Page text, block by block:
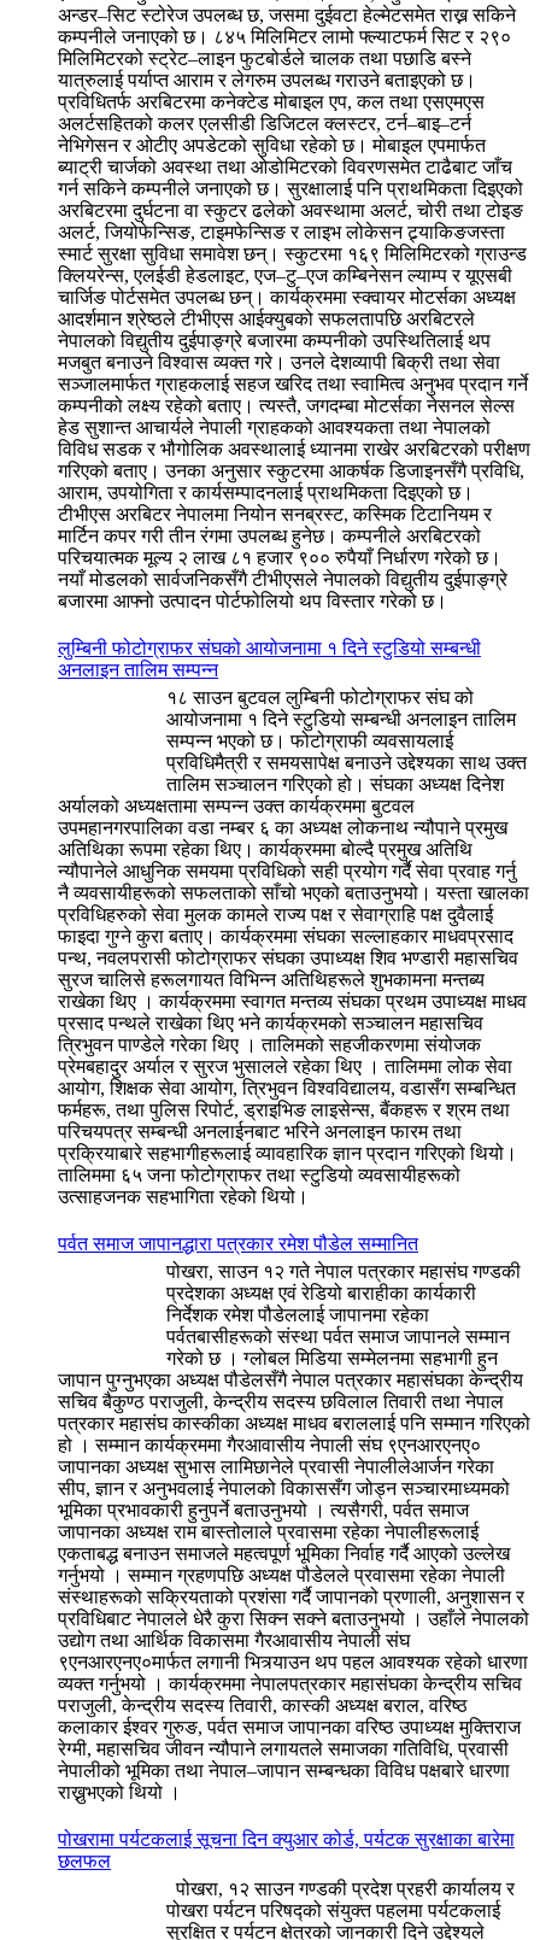
अन्डर–सिट स्टोरेज उपलब्ध छ, जसमा दुईवटा हेल्मेटसमेत राख्न सकिने
कम्पनीले जनाएको छ। ८४५ मिलिमिटर लामो फ्ल्याटफर्म सिट र २९०
मिलिमिटरको स्ट्रेट–लाइन फुटबोर्डले चालक तथा पछाडि बस्ने
यात्रुलाई पर्याप्त आराम र लेगरुम उपलब्ध गराउने बताइएको छ।
प्रविधितर्फ अरबिटरमा कनेक्टेड मोबाइल एप, कल तथा एसएमएस
अलर्टसहितको कलर एलसीडी डिजिटल क्लस्टर, टर्न–बाइ–टर्न
नेभिगेसन र ओटीए अपडेटको सुविधा रहेको छ। मोबाइल एपमार्फत
ब्याट्री चार्जको अवस्था तथा ओडोमिटरको विवरणसमेत टाढैबाट जाँच
गर्न सकिने कम्पनीले जनाएको छ। सुरक्षालाई पनि प्राथमिकता दिइएको
अरबिटरमा दुर्घटना वा स्कुटर ढलेको अवस्थामा अलर्ट, चोरी तथा टोइङ
अलर्ट, जियोफेन्सिङ, टाइमफेन्सिङ र लाइभ लोकेसन ट्र्याकिङजस्ता
स्मार्ट सुरक्षा सुविधा समावेश छन्। स्कुटरमा १६९ मिलिमिटरको ग्राउन्ड
क्लियरेन्स, एलईडी हेडलाइट, एज–टु–एज कम्बिनेसन ल्याम्प र यूएसबी
चार्जिङ पोर्टसमेत उपलब्ध छन्। कार्यक्रममा स्क्वायर मोटर्सका अध्यक्ष
आदर्शमान श्रेष्ठले टीभीएस आईक्युबको सफलतापछि अरबिटरले
नेपालको विद्युतीय दुईपाङ्ग्रे बजारमा कम्पनीको उपस्थितिलाई थप
मजबुत बनाउने विश्वास व्यक्त गरे। उनले देशव्यापी बिक्री तथा सेवा
सञ्जालमार्फत ग्राहकलाई सहज खरिद तथा स्वामित्व अनुभव प्रदान गर्ने
कम्पनीको लक्ष्य रहेको बताए। त्यस्तै, जगदम्बा मोटर्सका नेसनल सेल्स
हेड सुशान्त आचार्यले नेपाली ग्राहकको आवश्यकता तथा नेपालको
विविध सडक र भौगोलिक अवस्थालाई ध्यानमा राखेर अरबिटरको परीक्षण
गरिएको बताए। उनका अनुसार स्कुटरमा आकर्षक डिजाइनसँगै प्रविधि,
आराम, उपयोगिता र कार्यसम्पादनलाई प्राथमिकता दिइएको छ।
टीभीएस अरबिटर नेपालमा नियोन सनब्रस्ट, कस्मिक टिटानियम र
मार्टिन कपर गरी तीन रंगमा उपलब्ध हुनेछ। कम्पनीले अरबिटरको
परिचयात्मक मूल्य २ लाख ८१ हजार ९०० रुपैयाँ निर्धारण गरेको छ।
नयाँ मोडलको सार्वजनिकसँगै टीभीएसले नेपालको विद्युतीय दुईपाङ्ग्रे
बजारमा आफ्नो उत्पादन पोर्टफोलियो थप विस्तार गरेको छ।
लुम्बिनी फोटोग्राफर संघको आयोजनामा १ दिने स्टुडियो सम्बन्धी
अनलाइन तालिम सम्पन्न
१८ साउन बुटवल लुम्बिनी फोटोग्राफर संघ को
आयोजनामा १ दिने स्टुडियो सम्बन्धी अनलाइन तालिम
सम्पन्न भएको छ। फोटोग्राफी व्यवसायलाई
प्रविधिमैत्री र समयसापेक्ष बनाउने उद्देश्यका साथ उक्त
तालिम सञ्चालन गरिएको हो। संघका अध्यक्ष दिनेश
अर्यालको अध्यक्षतामा सम्पन्न उक्त कार्यक्रममा बुटवल
उपमहानगरपालिका वडा नम्बर ६ का अध्यक्ष लोकनाथ न्यौपाने प्रमुख
अतिथिका रूपमा रहेका थिए। कार्यक्रममा बोल्दै प्रमुख अतिथि
न्यौपानेले आधुनिक समयमा प्रविधिको सही प्रयोग गर्दै सेवा प्रवाह गर्नु
नै व्यवसायीहरूको सफलताको साँचो भएको बताउनुभयो। यस्ता खालका
प्रविधिहरुको सेवा मुलक कामले राज्य पक्ष र सेवाग्राहि पक्ष दुवैलाई
फाइदा गुग्ने कुरा बताए। कार्यक्रममा संघका सल्लाहकार माधवप्रसाद
पन्थ, नवलपरासी फोटोग्राफर संघका उपाध्यक्ष शिव भण्डारी महासचिव
सुरज चालिसे हरूलगायत विभिन्न अतिथिहरूले शुभकामना मन्तब्य
राखेका थिए । कार्यक्रममा स्वागत मन्तव्य संघका प्रथम उपाध्यक्ष माधव
प्रसाद पन्थले राखेका थिए भने कार्यक्रमको सञ्चालन महासचिव
त्रिभुवन पाण्डेले गरेका थिए । तालिमको सहजीकरणमा संयोजक
प्रेमबहादुर अर्याल र सुरज भुसालले रहेका थिए । तालिममा लोक सेवा
आयोग, शिक्षक सेवा आयोग, त्रिभुवन विश्वविद्यालय, वडासँग सम्बन्धित
फर्महरू, तथा पुलिस रिपोर्ट, ड्राइभिङ लाइसेन्स, बैंकहरू र श्रम तथा
परिचयपत्र सम्बन्धी अनलाईनबाट भरिने अनलाइन फारम तथा
प्रक्रियाबारे सहभागीहरूलाई व्यावहारिक ज्ञान प्रदान गरिएको थियो।
तालिममा ६५ जना फोटोग्राफर तथा स्टुडियो व्यवसायीहरूको
उत्साहजनक सहभागिता रहेको थियो।
पर्वत समाज जापानद्धारा पत्रकार रमेश पौडेल सम्मानित
पोखरा, साउन १२ गते नेपाल पत्रकार महासंघ गण्डकी
प्रदेशका अध्यक्ष एवं रेडियो बाराहीका कार्यकारी
निर्देशक रमेश पौडेललाई जापानमा रहेका
पर्वतबासीहरूको संस्था पर्वत समाज जापानले सम्मान
गरेको छ । ग्लोबल मिडिया सम्मेलनमा सहभागी हुन
जापान पुग्नुभएका अध्यक्ष पौडेलसँगै नेपाल पत्रकार महासंघका केन्द्रीय
सचिव बैकुण्ठ पराजुली, केन्द्रीय सदस्य छविलाल तिवारी तथा नेपाल
पत्रकार महासंघ कास्कीका अध्यक्ष माधव बराललाई पनि सम्मान गरिएको
हो । सम्मान कार्यक्रममा गैरआवासीय नेपाली संघ ९एनआरएनए०
जापानका अध्यक्ष सुभास लामिछानेले प्रवासी नेपालीलेआर्जन गरेका
सीप, ज्ञान र अनुभवलाई नेपालको विकाससँग जोड्न सञ्चारमाध्यमको
भूमिका प्रभावकारी हुनुपर्ने बताउनुभयो । त्यसैगरी, पर्वत समाज
जापानका अध्यक्ष राम बास्तोलाले प्रवासमा रहेका नेपालीहरूलाई
एकताबद्ध बनाउन समाजले महत्वपूर्ण भूमिका निर्वाह गर्दै आएको उल्लेख
गर्नुभयो । सम्मान ग्रहणपछि अध्यक्ष पौडेलले प्रवासमा रहेका नेपाली
संस्थाहरूको सक्रियताको प्रशंसा गर्दै जापानको प्रणाली, अनुशासन र
प्रविधिबाट नेपालले धेरै कुरा सिक्न सक्ने बताउनुभयो । उहाँले नेपालको
उद्योग तथा आर्थिक विकासमा गैरआवासीय नेपाली संघ
९एनआरएनए०मार्फत लगानी भित्र्याउन थप पहल आवश्यक रहेको धारणा
व्यक्त गर्नुभयो । कार्यक्रममा नेपालपत्रकार महासंघका केन्द्रीय सचिव
पराजुली, केन्द्रीय सदस्य तिवारी, कास्की अध्यक्ष बराल, वरिष्ठ
कलाकार ईश्वर गुरुङ, पर्वत समाज जापानका वरिष्ठ उपाध्यक्ष मुक्तिराज
रेग्मी, महासचिव जीवन न्यौपाने लगायतले समाजका गतिविधि, प्रवासी
नेपालीको भूमिका तथा नेपाल–जापान सम्बन्धका विविध पक्षबारे धारणा
राख्नुभएको थियो ।
पोखरामा पर्यटकलाई सूचना दिन क्युआर कोर्ड, पर्यटक सुरक्षाका बारेमा
छलफल
पोखरा, १२ साउन गण्डकी प्रदेश प्रहरी कार्यालय र
पोखरा पर्यटन परिषद्को संयुक्त पहलमा पर्यटकलाई
सुरक्षित र पर्यटन क्षेत्रको जानकारी दिने उद्देश्यले